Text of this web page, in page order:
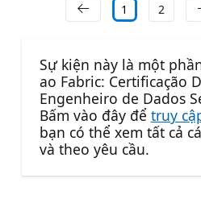
1 2
Sự kiện này là một
ao Fabric: Certificação
Engenheiro de Dados
Bấm vào đây để truy
bạn có thể xem tất cả
và theo yêu cầu.